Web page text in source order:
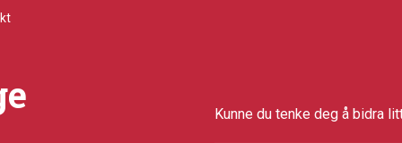
Kunne du tenke deg å bidra